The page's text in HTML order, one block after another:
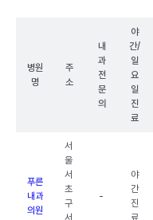
병원
명
주
소
내
과
전
문
의
야
간/
일
요
일
진
료
푸른
내과
의원
서
울
서
초
구
서
-
야
간
진
료